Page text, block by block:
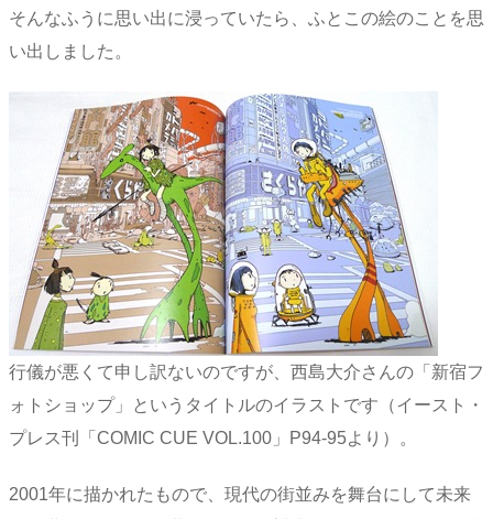
そんなふうに思い出に浸っていたら、ふとこの絵のことを思
い出しました。
行儀が悪くて申し訳ないのですが、西島大介さんの「新宿フ
ォトショップ」というタイトルのイラストです（イースト・
プレス刊「COMIC CUE VOL.100」P94-95より）。
2001年に描かれたもので、現代の街並みを舞台にして未来